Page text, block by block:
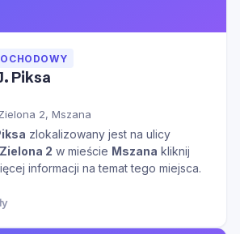
Piksa
2, Mszana
zlokalizowany jest na ulicy
2 w mieście Mszana kliknij
informacji na temat tego miejsca.